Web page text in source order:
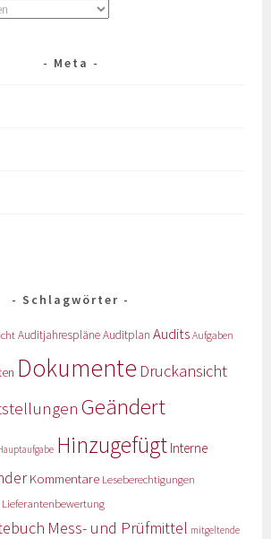
Meta
Schlagwörter
AuditjahrespläneAuditplan Audits Aufgaben
Dokumente Druckansicht
Geändert
Hinzugefügt Interne
Kommentare Leseberechtigungen
Lieferantenbewertung
Mess- und Prüfmittel mitgeltende